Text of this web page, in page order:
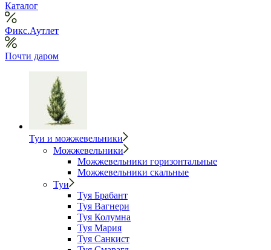
Каталог
Фикс.Аутлет
Почти даром
Туи и можжевельники
Можжевельники
Можжевельники горизонтальные
Можжевельники скальные
Туи
Туя Брабант
Туя Вагнери
Туя Колумна
Туя Мария
Туя Санкист